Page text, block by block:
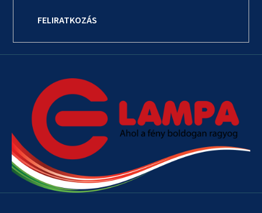
FELIRATKOZÁS